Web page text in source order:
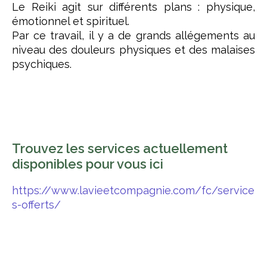
Le Reiki agit sur différents plans : physique,
émotionnel et spirituel.
Par ce travail, il y a de grands allégements au
niveau des douleurs physiques et des malaises
psychiques.
Trouvez les services actuellement
disponibles pour vous ici
https://www.lavieetcompagnie.com/fc/service
s-offerts/